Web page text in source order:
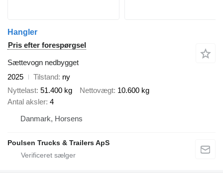
Hangler
Pris efter forespørgsel
Sættevogn nedbygget
2025
Tilstand ny
Nyttelast 51.400 kg Nettovægt 10.600 kg
Antal aksler 4
Danmark, Horsens
Poulsen Trucks & Trailers ApS